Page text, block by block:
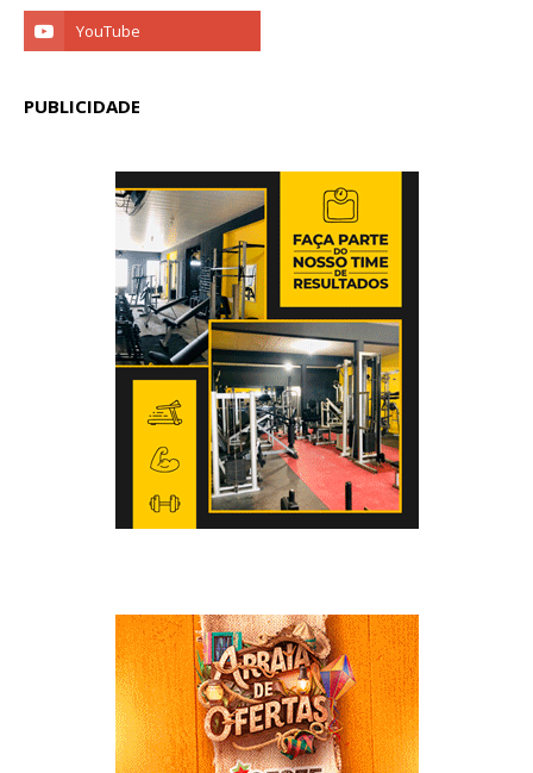
PUBLICIDADE